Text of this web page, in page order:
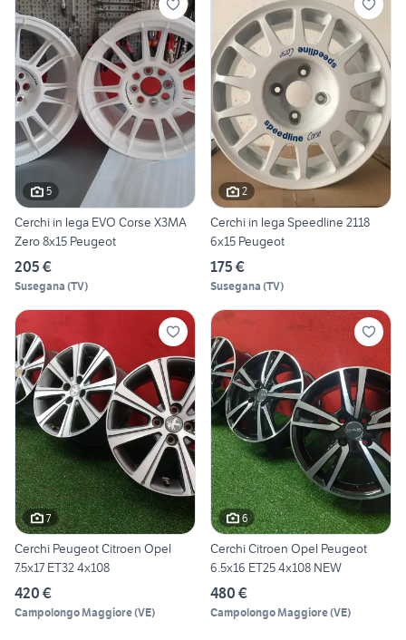
5
Cerchi in lega EVO Corse X3MA
Zero 8x15 Peugeot
205 €
Susegana (TV)
2
Cerchi in lega Speedline 2118
6x15 Peugeot
175 €
Susegana (TV)
7
Cerchi Peugeot Citroen Opel
7.5x17 ET32 4x108
420 €
Campolongo Maggiore(VE)
6
Cerchi Citroen Opel Peugeot
6.5x16 ET25 4x108 NEW
480 €
Campolongo Maggiore(VE)